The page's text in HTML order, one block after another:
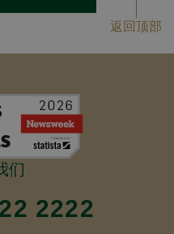
返回顶部
们
2222